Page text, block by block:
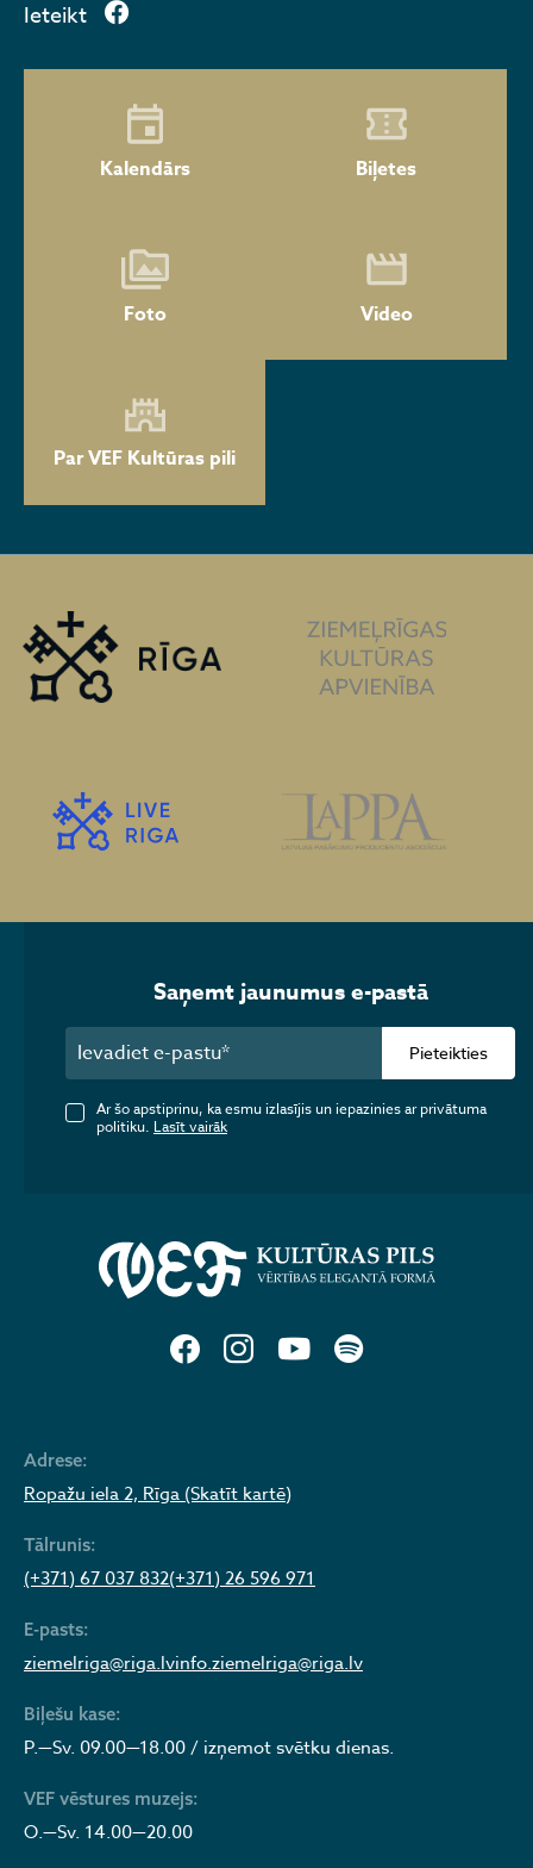
Ieteikt
Kalendārs Biļetes
Foto Video
Par VEF Kultūras pili
Adrese:
Ropažu iela 2, Rīga (Skatīt kartē)
Tālrunis:
(+371) 67 037 832(+371) 26 596 971
E-pasts:
ziemelriga@riga.lvinfo.ziemelriga@riga.lv
Biļešu kase:
P.—Sv. 09.00—18.00 / izņemot svētku dienas.
VEF vēstures muzejs:
O.—Sv. 14.00—20.00
Saņemt jaunumus e-pastā
Pieteikties
Ar šo apstiprinu, ka esmu izlasījis un iepazinies ar privātuma
politiku. Lasīt vairāk